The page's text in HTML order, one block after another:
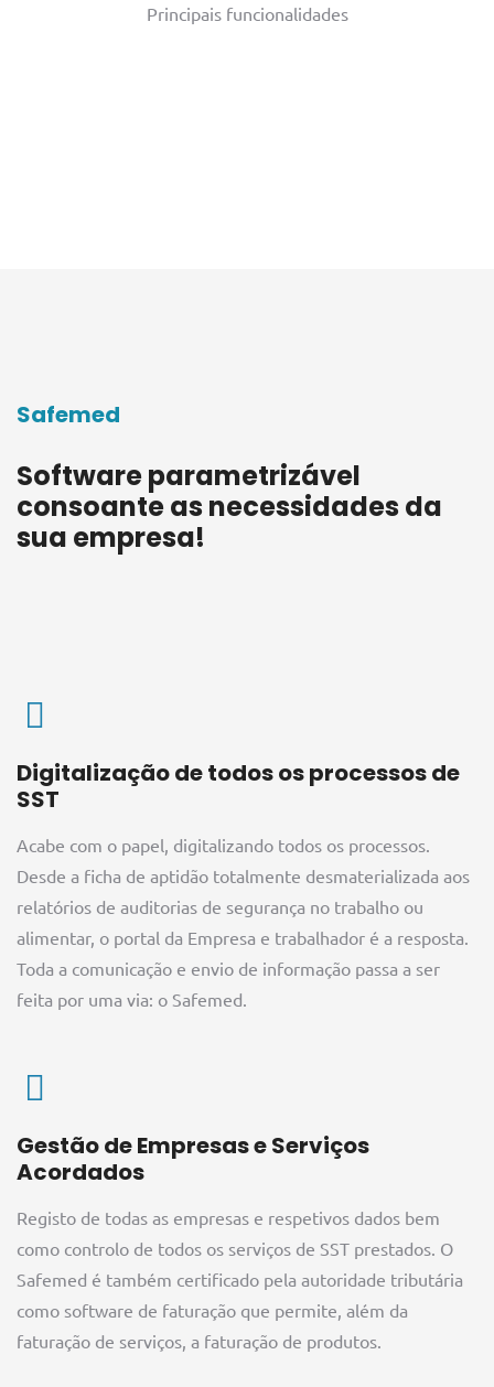
Principais funcionalidades
Safemed
Software parametrizável
consoante as necessidades da
sua empresa!
Digitalização de todos os processos de
SST
Acabe com o papel, digitalizando todos os processos.
Desde a ficha de aptidão totalmente desmaterializada aos
relatórios de auditorias de segurança no trabalho ou
alimentar, o portal da Empresa e trabalhador é a resposta.
Toda a comunicação e envio de informação passa a ser
feita por uma via: o Safemed.
Gestão de Empresas e Serviços
Acordados
Registo de todas as empresas e respetivos dados bem
como controlo de todos os serviços de SST prestados. O
Safemed é também certificado pela autoridade tributária
como software de faturação que permite, além da
faturação de serviços, a faturação de produtos.